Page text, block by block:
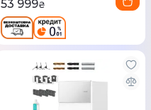
53 999₴